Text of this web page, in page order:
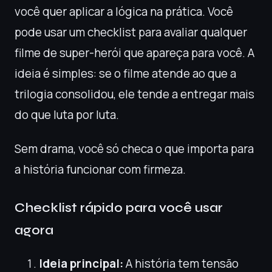
você quer aplicar a lógica na prática. Você
pode usar um checklist para avaliar qualquer
filme de super-herói que apareça para você. A
ideia é simples: se o filme atende ao que a
trilogia consolidou, ele tende a entregar mais
do que luta por luta.
Sem drama, você só checa o que importa para
a história funcionar com firmeza.
Checklist rápido para você usar
agora
Ideia principal:A história tem tensão